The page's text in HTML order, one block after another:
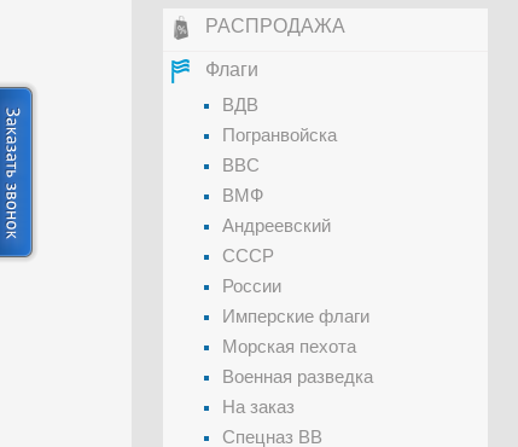
РАСПРОДАЖА
Флаги
ВДВ
Погранвойска
ВВС
ВМФ
Андреевский
СССР
России
Имперские флаги
Морская пехота
Военная разведка
На заказ
Спецназ ВВ